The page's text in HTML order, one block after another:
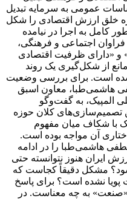
عمومی به سرمایه تبدیل
خلق ارزش اقتصادی را شکل
کامل به اجرا در نیامده
اجتماعی و فرهنگی،
و «دارای ظرفیت اقتصادی
از شکل‌گیری یک روند
شده است. برای بررسی وضعیت
هاشمی‌طبا، معاون اسبق
المپیک، به گفت‌وگو
تصمیم‌سازی‌های کلان حوزه
با شکاف میان مفهوم
آن مواجه بوده است.
هاشمی‌طبا را در ادامه
ایران هنوز نتوانسته حتی
مشکل دقیقاً کجاست که
پویا نشده است؟ برای پاسخ
«صنعت» به چه معناست. در